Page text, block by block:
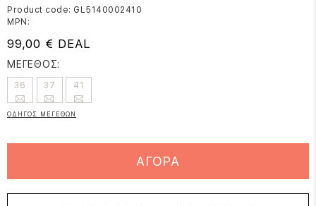
Product code: GL5140002410
MPN:
99,00 € DEAL
ΜΕΓΕΘΟΣ:
36 37 41
ΟΔΗΓΟΣ ΜΕΓΕΘΩΝ
ΑΓΟΡΑ